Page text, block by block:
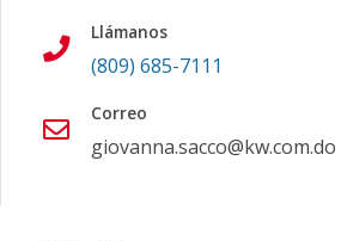
Llámanos
(809) 685-7111
Correo
giovanna.sacco@kw.com.do